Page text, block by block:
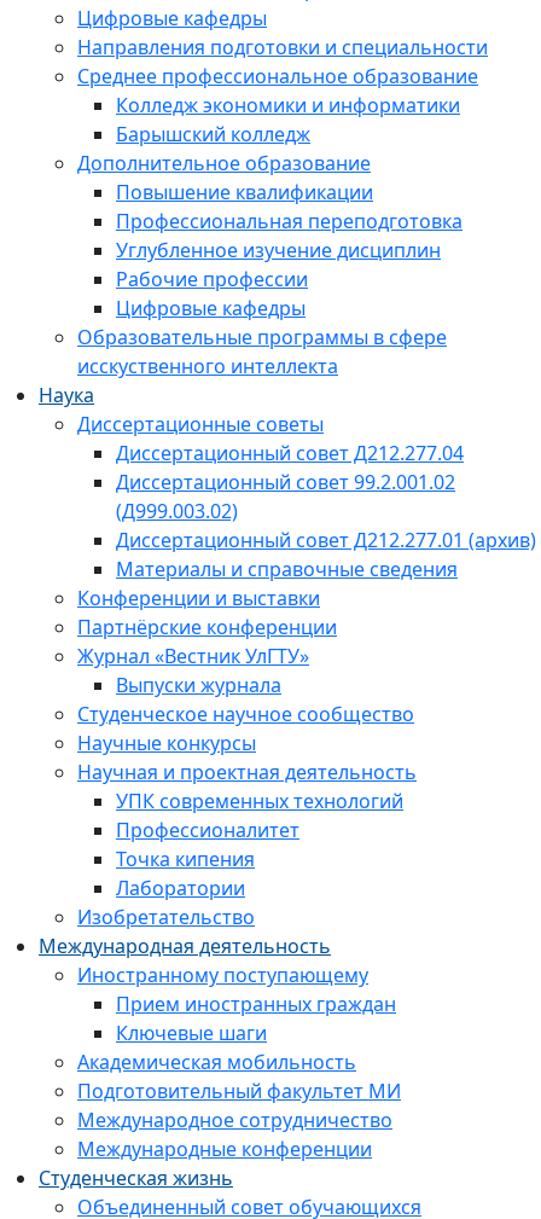
Цифровые кафедры
Направления подготовки и специальности
Среднее профессиональное образование
Колледж экономики и информатики
Барышский колледж
Дополнительное образование
Повышение квалификации
Профессиональная переподготовка
Углубленное изучение дисциплин
Рабочие профессии
Цифровые кафедры
Образовательные программы в сфере
исскуственного интеллекта
Наука
Диссертационные советы
Диссертационный совет Д212.277.04
Диссертационный совет 99.2.001.02
(Д999.003.02)
Диссертационный совет Д212.277.01 (архив)
Материалы и справочные сведения
Конференции и выставки
Партнёрские конференции
Журнал «Вестник УлГТУ»
Выпуски журнала
Студенческое научное сообщество
Научные конкурсы
Научная и проектная деятельность
УПК современных технологий
Профессионалитет
Точка кипения
Лаборатории
Изобретательство
Международная деятельность
Иностранному поступающему
Прием иностранных граждан
Ключевые шаги
Академическая мобильность
Подготовительный факультет МИ
Международное сотрудничество
Международные конференции
Студенческая жизнь
Объединенный совет обучающихся